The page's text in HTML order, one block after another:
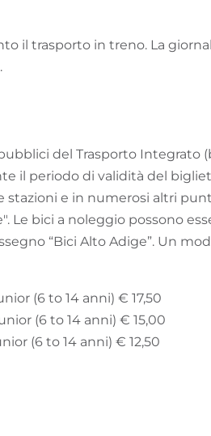
il trasporto in treno. La
del Trasporto Integrato
il periodo di validità del
e in numerosi altri
Le bici a noleggio possono
“Bici Alto Adige”. Un
(6 to 14 anni) € 17,50
(6 to 14 anni) € 15,00
(6 to 14 anni) € 12,50